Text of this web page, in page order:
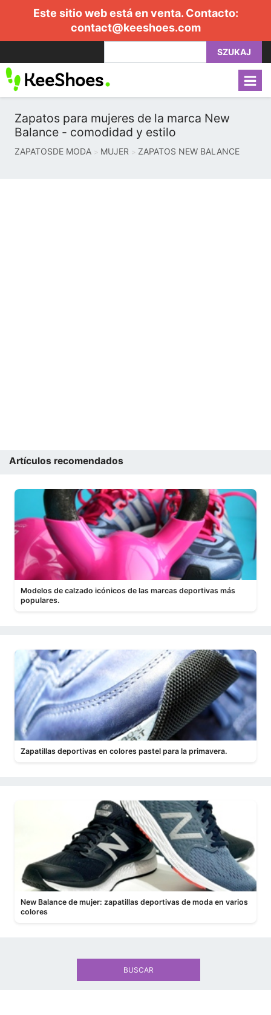
Este sitio web está en venta. Contacto:
contact@keeshoes.com
SZUKAJ
Zapatos para mujeres de la marca New
Balance - comodidad y estilo
ZAPATOSDE MODA MUJER ZAPATOS NEW BALANCE
Artículos recomendados
Modelos de calzado icónicos de las marcas deportivas más
populares.
Zapatillas deportivas en colores pastel para la primavera.
New Balance de mujer: zapatillas deportivas de moda en varios
colores
BUSCAR